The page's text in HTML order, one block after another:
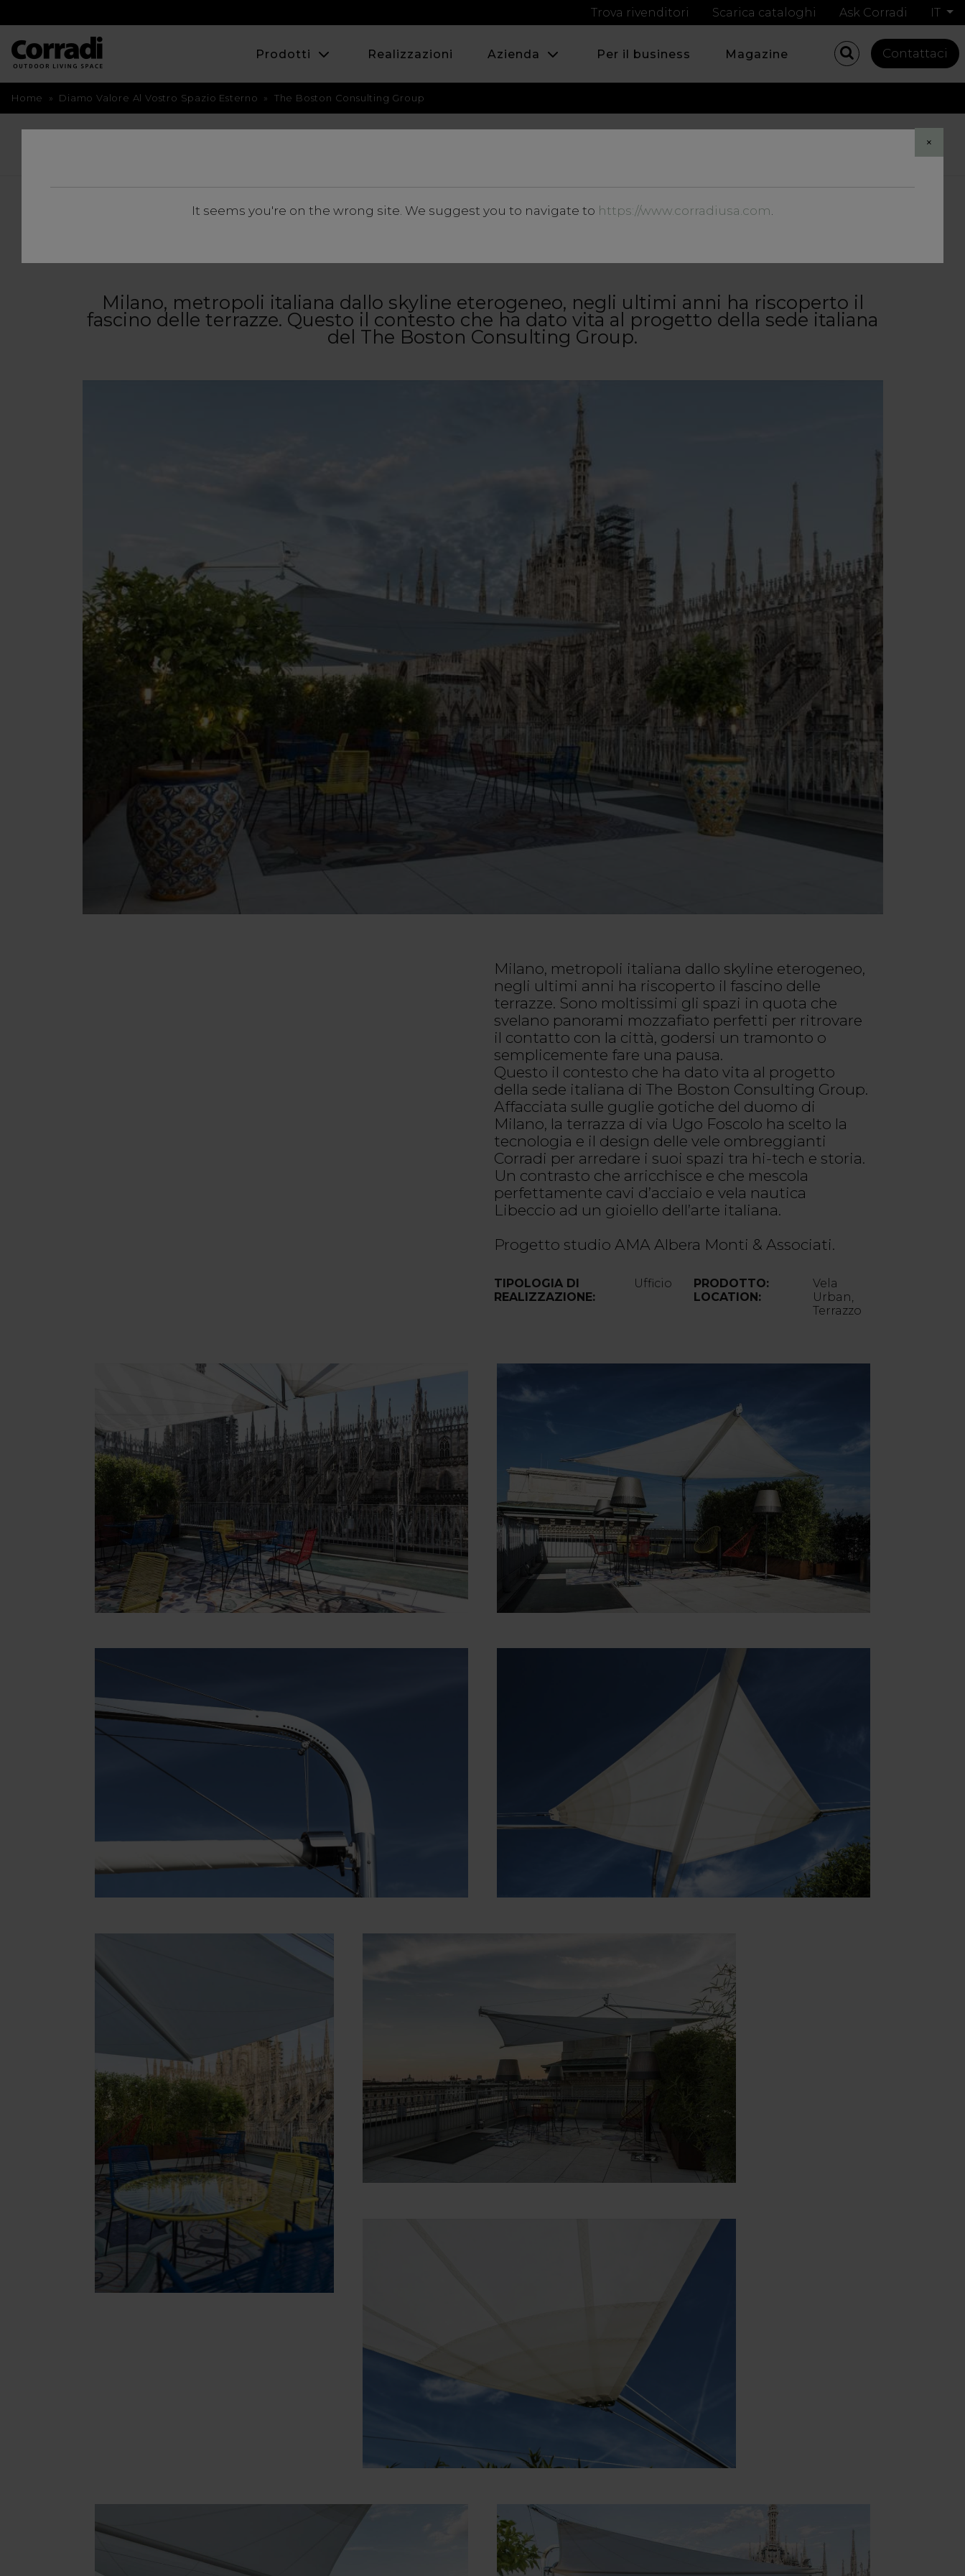
×
It seems you're on the wrong site. We suggest you to navigate to https://www.corradiusa.com.
Trova rivenditori Scarica cataloghi Ask Corradi IT
Prodotti Realizzazioni Azienda Per il business Magazine Contattaci
Home » Diamo Valore Al Vostro Spazio Esterno » The Boston Consulting Group
THE BOSTON CONSULTING GROUP
Milano, metropoli italiana dallo skyline eterogeneo, negli ultimi anni ha riscoperto il
fascino delle terrazze. Questo il contesto che ha dato vita al progetto della sede italiana
del The Boston Consulting Group.
Milano, metropoli italiana dallo skyline eterogeneo,
negli ultimi anni ha riscoperto il fascino delle
terrazze. Sono moltissimi gli spazi in quota che
svelano panorami mozzafiato perfetti per ritrovare
il contatto con la città, godersi un tramonto o
semplicemente fare una pausa.
Questo il contesto che ha dato vita al progetto
della sede italiana di The Boston Consulting Group.
Affacciata sulle guglie gotiche del duomo di
Milano, la terrazza di via Ugo Foscolo ha scelto la
tecnologia e il design delle vele ombreggianti
Corradi per arredare i suoi spazi tra hi-tech e storia.
Un contrasto che arricchisce e che mescola
perfettamente cavi d’acciaio e vela nautica
Libeccio ad un gioiello dell’arte italiana.
Progetto studio AMA Albera Monti & Associati.
TIPOLOGIA DI
REALIZZAZIONE:
Ufficio PRODOTTO:
Vela
LOCATION:
Urban,
Terrazzo